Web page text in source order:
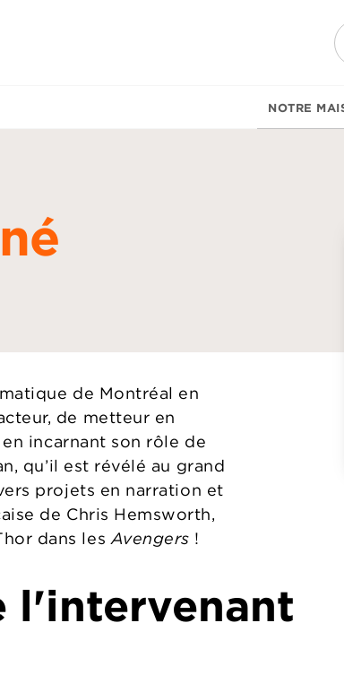
NOTRE
de Montréal en
de metteur en
incarnant son rôle de
qu’il est révélé au grand
projets en narration et
de Chris Hemsworth,
dans lesAvengers !
l'intervenant